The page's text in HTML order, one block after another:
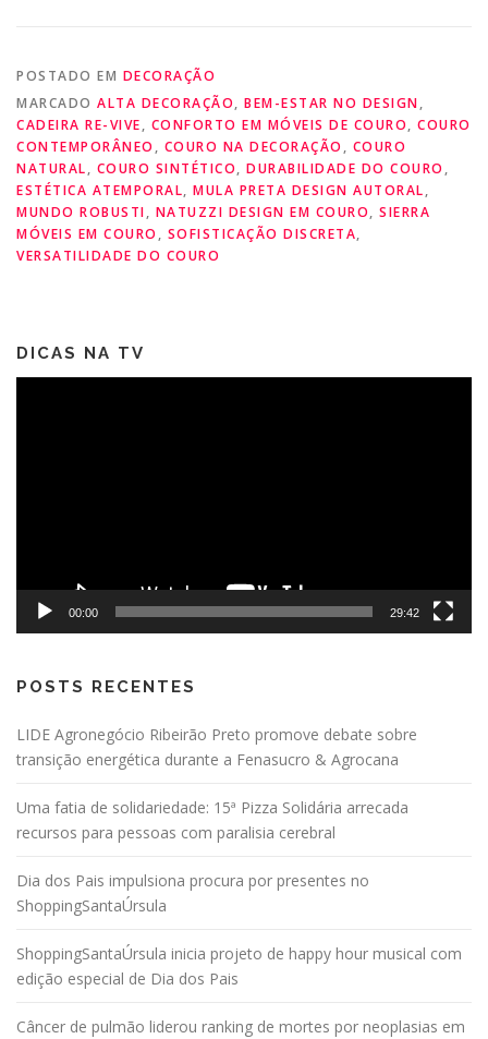
POSTADO EM DECORAÇÃO
MARCADO ALTA DECORAÇÃO, BEM-ESTAR NO DESIGN,
CADEIRA RE-VIVE, CONFORTO EM MÓVEIS DE COURO, COURO
CONTEMPORÂNEO , COURO NA DECORAÇÃO , COURO
NATURAL, COURO SINTÉTICO, DURABILIDADE DO COURO ,
ESTÉTICA ATEMPORAL, MULA PRETA DESIGN AUTORAL,
MUNDO ROBUSTI, NATUZZI DESIGN EM COURO, SIERRA
MÓVEIS EM COURO , SOFISTICAÇÃO DISCRETA,
VERSATILIDADE DO COURO
DICAS NA TV
00:00 29:42
POSTS RECENTES
LIDE Agronegócio Ribeirão Preto promove debate sobre
transição energética durante a Fenasucro & Agrocana
Uma fatia de solidariedade: 15ª Pizza Solidária arrecada
recursos para pessoas com paralisia cerebral
Dia dos Pais impulsiona procura por presentes no
ShoppingSantaÚrsula
ShoppingSantaÚrsula inicia projeto de happy hour musical com
edição especial de Dia dos Pais
Câncer de pulmão liderou ranking de mortes por neoplasias em